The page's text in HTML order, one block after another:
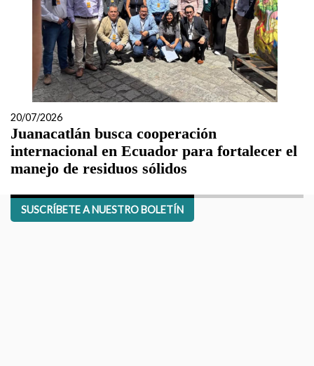
20/07/2026
Juanacatlán busca cooperación
internacional en Ecuador para fortalecer el
manejo de residuos sólidos
SUSCRÍBETE A NUESTRO BOLETÍN